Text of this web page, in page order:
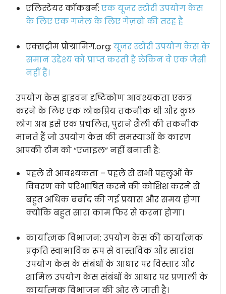
एलिस्टेयर कॉकबर्न:एक यूजर स्टोरी उपयोग केस
के लिए एक गजेल के लिए गेज़बो की तरह है
एक्सट्रीम प्रोग्रामिंग.org:यूजर स्टोरी उपयोग केस के
समान उद्देश्य को प्राप्त करती हैं लेकिन वे एक जैसी
नहीं हैं।
उपयोग केस ड्राइवन दृष्टिकोण आवश्यकता एकत्र
करने के लिए एक लोकप्रिय तकनीक थी और कुछ
लोग अब इसे एक प्रचलित, पुराने शैली की तकनीक
मानते हैं जो उपयोग केस की समस्याओं के कारण
आपकी टीम को “एजाइल” नहीं बनाती है:
पहले से आवश्यकता – पहले से सभी पहलुओं के
विवरण को परिभाषित करने की कोशिश करने से
बहुत अधिक बर्बाद की गई प्रयास और समय होगा
क्योंकि बहुत सारा काम फिर से करना होगा।
कार्यात्मक विभाजन: उपयोग केस की कार्यात्मक
प्रकृति स्वाभाविक रूप से वास्तविक और सारांश
उपयोग केस के संबंधों के आधार पर विस्तार और
शामिल उपयोग केस संबंधों के आधार पर प्रणाली के
कार्यात्मक विभाजन की ओर ले जाती है।